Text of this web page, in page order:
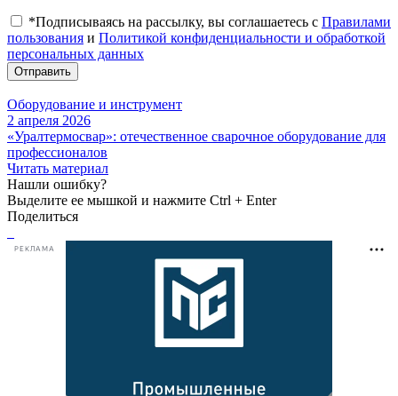
*Подписываясь на рассылку, вы соглашаетесь с Правилами
пользования и Политикой конфиденциальности и обработкой
персональных данных
Отправить
Оборудование и инструмент
2 апреля 2026
«Уралтермосвар»: отечественное сварочное оборудование для
профессионалов
Читать материал
Нашли ошибку?
Выделите ее мышкой и нажмите Ctrl + Enter
Поделиться
РЕКЛАМА